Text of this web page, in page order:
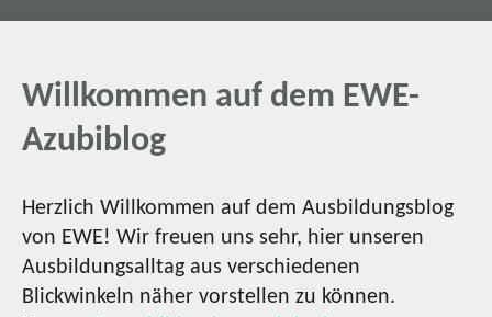
Willkommen auf dem EWE-
Azubiblog
Herzlich Willkommen auf dem Ausbildungsblog
von EWE! Wir freuen uns sehr, hier unseren
Ausbildungsalltag aus verschiedenen
Blickwinkeln näher vorstellen zu können.